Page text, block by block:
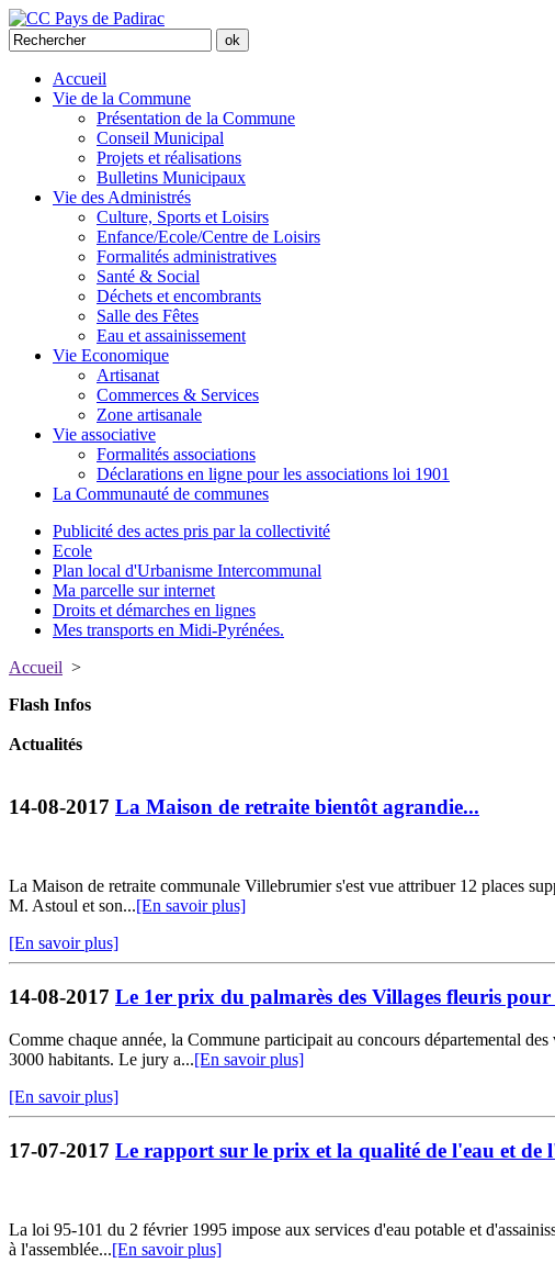
Accueil
Vie de la Commune
Présentation de la Commune
Conseil Municipal
Projets et réalisations
Bulletins Municipaux
Vie des Administrés
Culture, Sports et Loisirs
Enfance/Ecole/Centre de Loisirs
Formalités administratives
Santé & Social
Déchets et encombrants
Salle des Fêtes
Eau et assainissement
Vie Economique
Artisanat
Commerces & Services
Zone artisanale
Vie associative
Formalités associations
Déclarations en ligne pour les associations loi 1901
La Communauté de communes
Publicité des actes pris par la collectivité
Ecole
Plan local d'Urbanisme Intercommunal
Ma parcelle sur internet
Droits et démarches en lignes
Mes transports en Midi-Pyrénées.
Accueil >
Flash Infos
Actualités
14-08-2017 La Maison de retraite bientôt agrandie...
La Maison de retraite communale Villebrumier s'est vue attribuer 12 places
M. Astoul et son...[En savoir plus]
[En savoir plus]
14-08-2017 Le 1er prix du palmarès des Villages fleuris
Comme chaque année, la Commune participait au concours départemental
3000 habitants. Le jury a...[En savoir plus]
[En savoir plus]
17-07-2017 Le rapport sur le prix et la qualité de l'eau et de
La loi 95-101 du 2 février 1995 impose aux services d'eau potable et
à l'assemblée...[En savoir plus]